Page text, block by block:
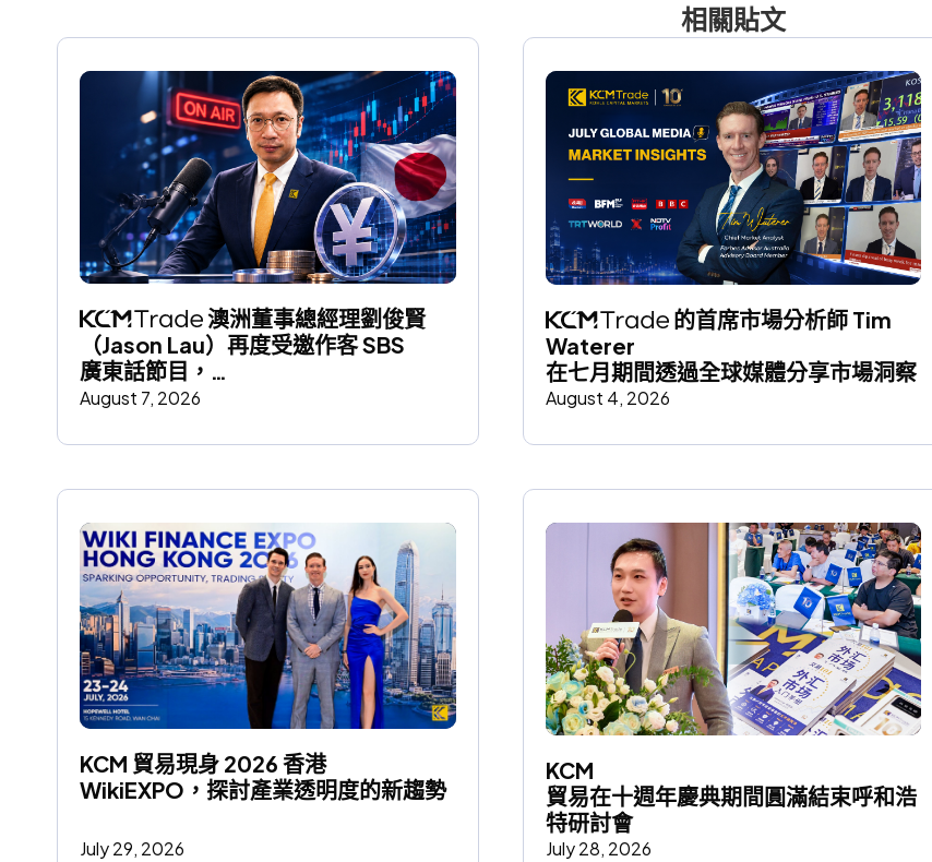
相關貼文
澳洲董事總經理劉俊賢
（Jason Lau）再度受邀作客 SBS
廣東話節目，
深入剖析日圓走勢及其對全球市場的影
August 7, 2026
的首席市場分析師 Tim
Waterer
在七月期間透過全球媒體分享市場洞察
August 4, 2026
KCM 貿易現身 2026 香港
WikiEXPO，探討產業透明度的新趨勢
July 29, 2026
KCM
貿易在十週年慶典期間圓滿結束呼和浩
特研討會
July 28, 2026